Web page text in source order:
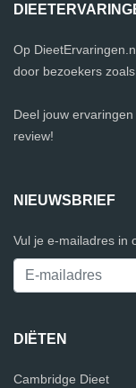
Op
door bezoekers zoals
Deel jouw
review!
NIEUWSBRIEF
Vul je e-mailadres in
DIËTEN
Cambridge Dieet